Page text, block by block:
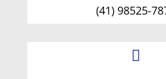
(41) 98525-
